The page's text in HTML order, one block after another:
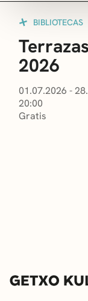
BIBLIOTECAS
2026
01.07.2026 -
20:00
Gratis